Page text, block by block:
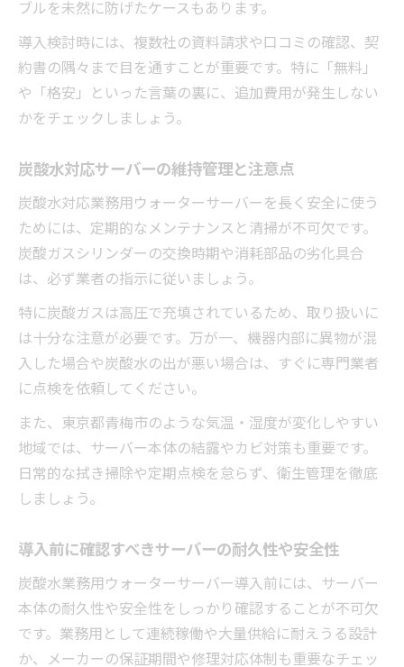
ブルを未然に防げたケースもあります。
導入検討時には、複数社の資料請求や口コミの確認、契
約書の隅々まで目を通すことが重要です。特に「無料」
や「格安」といった言葉の裏に、追加費用が発生しない
かをチェックしましょう。
炭酸水対応サーバーの維持管理と注意点
炭酸水対応業務用ウォーターサーバーを長く安全に使う
ためには、定期的なメンテナンスと清掃が不可欠です。
炭酸ガスシリンダーの交換時期や消耗部品の劣化具合
は、必ず業者の指示に従いましょう。
特に炭酸ガスは高圧で充填されているため、取り扱いに
は十分な注意が必要です。万が一、機器内部に異物が混
入した場合や炭酸水の出が悪い場合は、すぐに専門業者
に点検を依頼してください。
また、東京都青梅市のような気温・湿度が変化しやすい
地域では、サーバー本体の結露やカビ対策も重要です。
日常的な拭き掃除や定期点検を怠らず、衛生管理を徹底
しましょう。
導入前に確認すべきサーバーの耐久性や安全性
炭酸水業務用ウォーターサーバー導入前には、サーバー
本体の耐久性や安全性をしっかり確認することが不可欠
です。業務用として連続稼働や大量供給に耐えうる設計
か、メーカーの保証期間や修理対応体制も重要なチェッ